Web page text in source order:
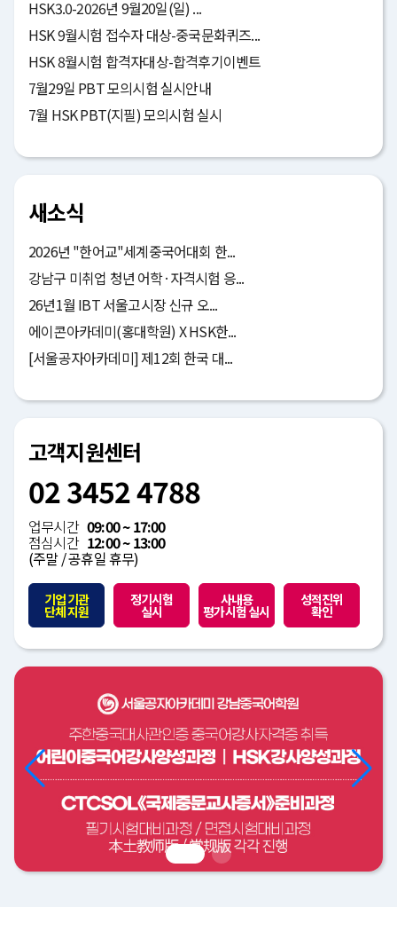
HSK3.0-2026년 9월20일(일) ...
HSK 9월시험 접수자 대상-중국문화퀴즈...
HSK 8월시험 합격자대상-합격후기이벤트
7월29일 PBT 모의시험 실시안내
7월 HSK PBT(지필) 모의시험 실시
새소식
2026년 "한어교"세계중국어대회 한...
강남구 미취업 청년 어학·자격시험 응...
26년1월 IBT 서울고시장 신규 오...
에이콘아카데미(홍대학원) X HSK한...
[서울공자아카데미] 제12회 한국 대...
고객지원센터
02 3452 4788
업무시간 09:00 ~ 17:00
점심시간 12:00 ~ 13:00
(주말 / 공휴일 휴무)
기업 기관
단체 지원
정기시험
실시
사내용
평가시험 실시
성적진위
확인